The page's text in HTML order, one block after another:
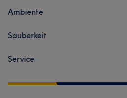
Ambiente
Sauberkeit
Service